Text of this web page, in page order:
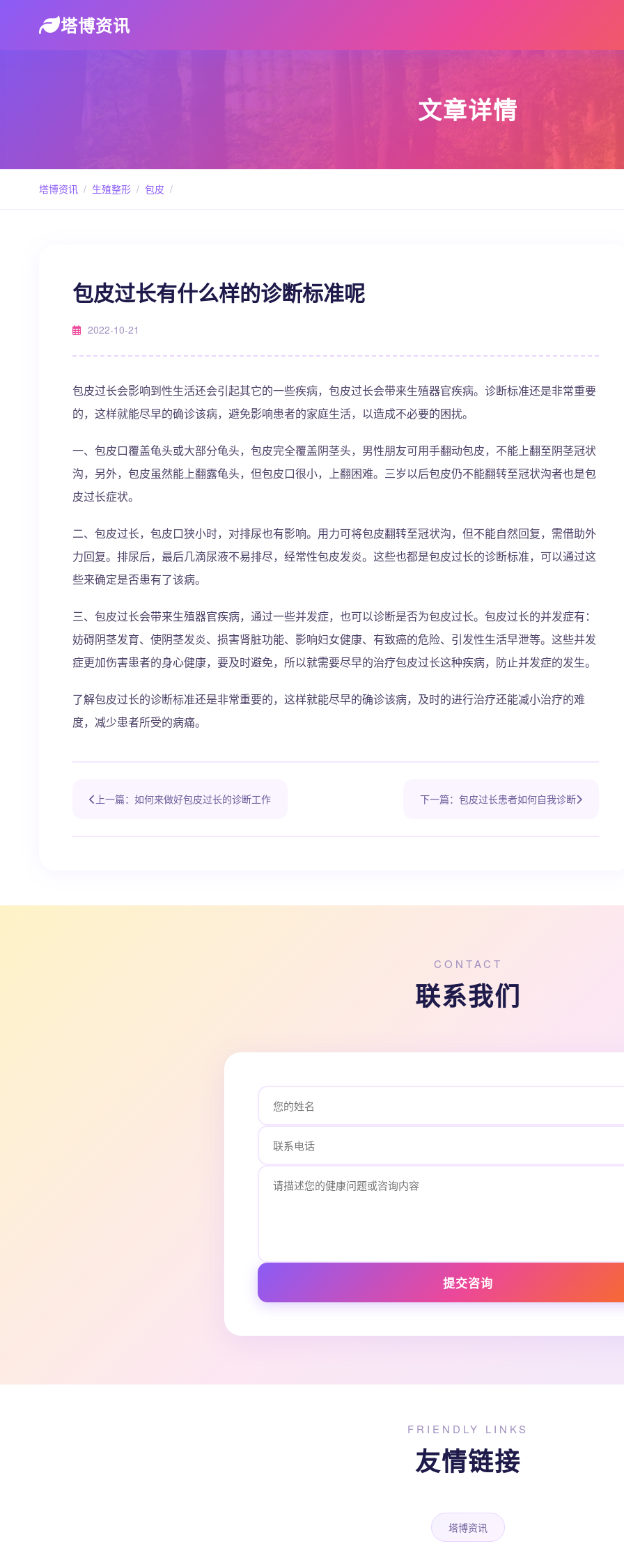
塔博资讯
文章详情
塔博资讯 / 生殖整形 / 包皮 /
包皮过长有什么样的诊断标准呢
2022-10-21
包皮过长会影响到性生活还会引起其它的一些疾病，包皮过长会带来生殖器官疾病。诊断标准还是非常重要
的，这样就能尽早的确诊该病，避免影响患者的家庭生活，以造成不必要的困扰。
一、包皮口覆盖龟头或大部分龟头，包皮完全覆盖阴茎头，男性朋友可用手翻动包皮，不能上翻至阴茎冠状
沟，另外，包皮虽然能上翻露龟头，但包皮口很小，上翻困难。三岁以后包皮仍不能翻转至冠状沟者也是包
皮过长症状。
二、包皮过长，包皮口狭小时，对排尿也有影响。用力可将包皮翻转至冠状沟，但不能自然回复，需借助外
力回复。排尿后，最后几滴尿液不易排尽，经常性包皮发炎。这些也都是包皮过长的诊断标准，可以通过这
些来确定是否患有了该病。
三、包皮过长会带来生殖器官疾病，通过一些并发症，也可以诊断是否为包皮过长。包皮过长的并发症有：
妨碍阴茎发育、使阴茎发炎、损害肾脏功能、影响妇女健康、有致癌的危险、引发性生活早泄等。这些并发
症更加伤害患者的身心健康，要及时避免，所以就需要尽早的治疗包皮过长这种疾病，防止并发症的发生。
了解包皮过长的诊断标准还是非常重要的，这样就能尽早的确诊该病，及时的进行治疗还能减小治疗的难
度，减少患者所受的病痛。
上一篇：如何来做好包皮过长的诊断工作 下一篇：包皮过长患者如何自我诊断
CONTACT
联系我们
提交咨询
FRIENDLY LINKS
友情链接
塔博资讯